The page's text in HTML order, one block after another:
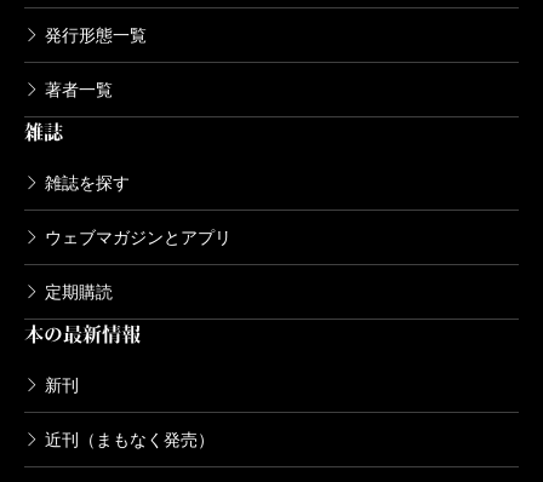
発行形態一覧
著者一覧
雑誌
雑誌を探す
ウェブマガジンとアプリ
定期購読
本の最新情報
新刊
近刊（まもなく発売）